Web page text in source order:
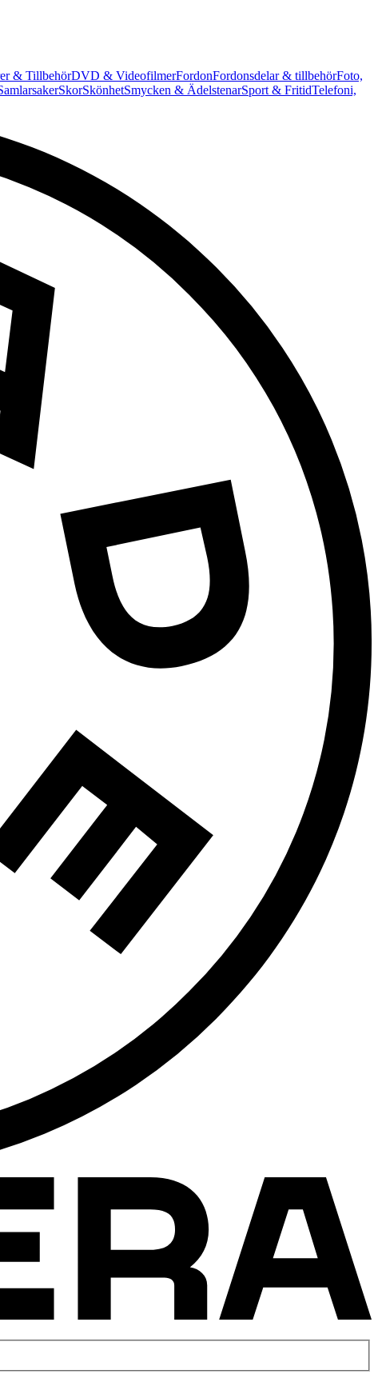
& TillbehörDVD & VideofilmerFordonFordonsdelar & tillbehörFoto,
SkorSkönhetSmycken & ÄdelstenarSport & FritidTelefoni,